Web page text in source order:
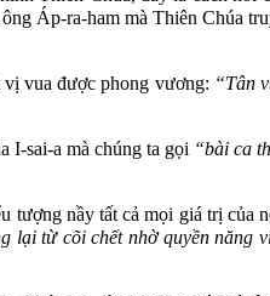
Áp-ra-ham mà Thiên Chúa
vua được phong vương: “Tân
I-sai-a mà chúng ta gọi “bài ca
nầy tất cả mọi giá trị của
từ cõi chết nhờ quyền năng